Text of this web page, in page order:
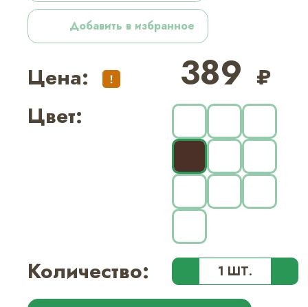
Добавить в избранное
Цена: 389 ₽
Цвет:
Количество: